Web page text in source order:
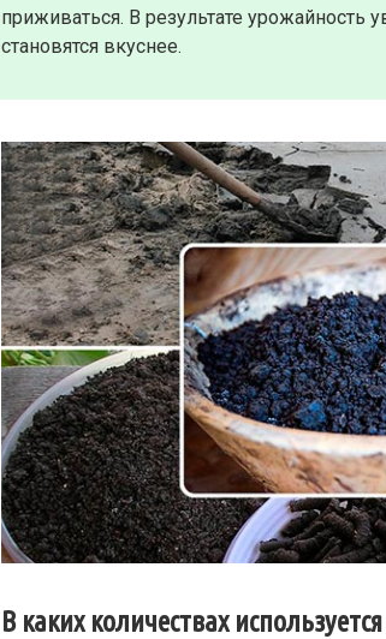
приживаться. В результате урожайность
становятся вкуснее.
В каких количествах